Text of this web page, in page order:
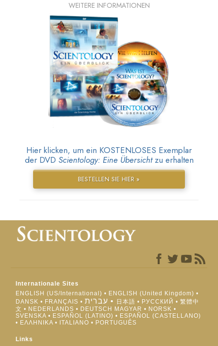
WEITERE INFORMATIONEN
Hier klicken, um ein KOSTENLOSES Exemplar
der DVD Scientology: Eine Übersichtzu erhalten
BESTELLEN SIE HIER »
Internationale Sites
ENGLISH (US/International)
ENGLISH (United Kingdom)
DANSK
FRANÇAIS עברית 日本語 РУССКИЙ
繁體中
文
NEDERLANDS DEUTSCH MAGYAR
NORSK
SVENSKA
ESPAÑOL (LATINO)
ESPAÑOL (CASTELLANO)
ΕΛΛΗΝΙΚA
ITALIANO PORTUGUÊS
Links